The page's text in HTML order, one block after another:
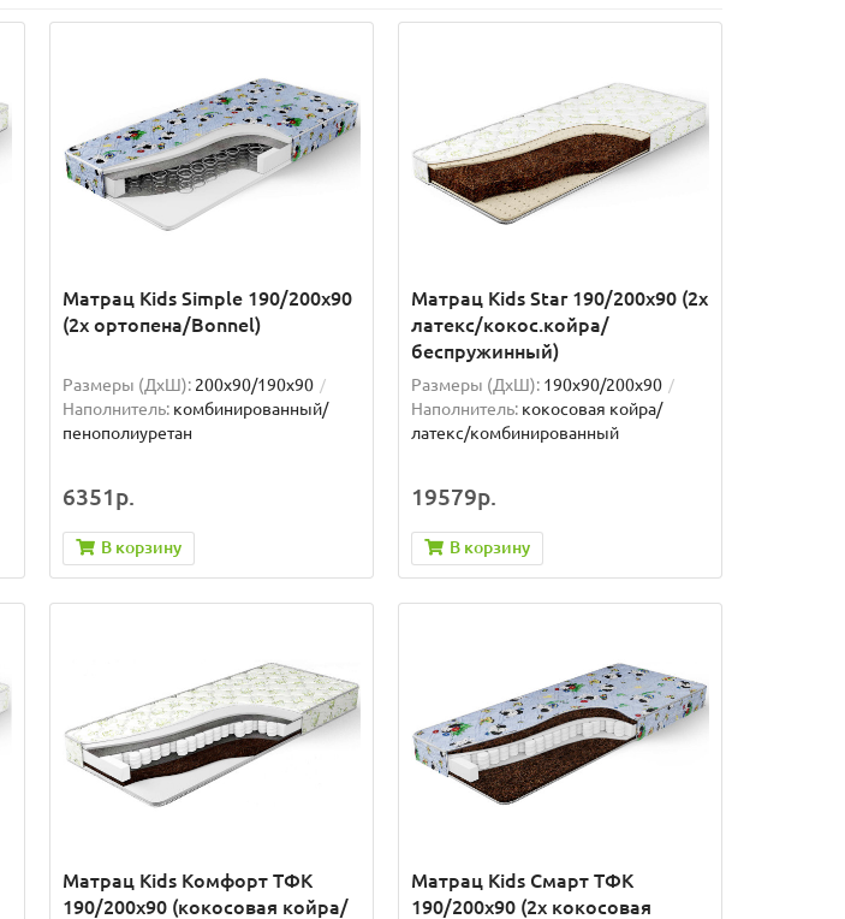
Матрац Kids Simple 190/200x90
(2x ортопена/Bonnel)
Размеры (ДxШ): 200x90/190x90
Наполнитель: комбинированный/
пенополиуретан
6351р.
В корзину
Матрац Kids Star 190/200x90 (2x
латекс/кокос.койра/
беспружинный)
Размеры (ДxШ): 190x90/200x90
Наполнитель: кокосовая койра/
латекс/комбинированный
19579р.
В корзину
Матрац Kids Комфорт ТФК
190/200x90 (кокосовая койра/
Матрац Kids Смарт ТФК
190/200x90 (2x кокосовая